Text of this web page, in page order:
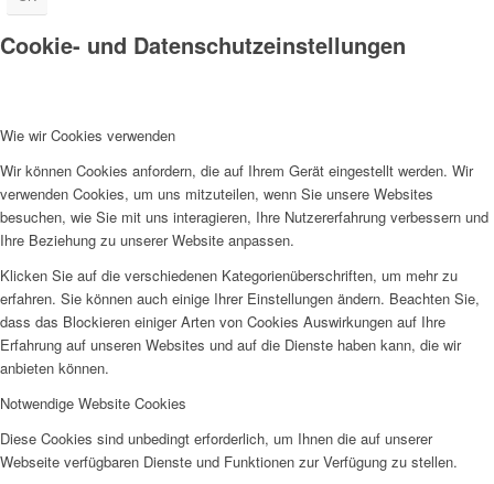
Cookie- und Datenschutzeinstellungen
Wie wir Cookies verwenden
Wir können Cookies anfordern, die auf Ihrem Gerät eingestellt werden. Wir
verwenden Cookies, um uns mitzuteilen, wenn Sie unsere Websites
besuchen, wie Sie mit uns interagieren, Ihre Nutzererfahrung verbessern und
Ihre Beziehung zu unserer Website anpassen.
Klicken Sie auf die verschiedenen Kategorienüberschriften, um mehr zu
erfahren. Sie können auch einige Ihrer Einstellungen ändern. Beachten Sie,
dass das Blockieren einiger Arten von Cookies Auswirkungen auf Ihre
Erfahrung auf unseren Websites und auf die Dienste haben kann, die wir
anbieten können.
Notwendige Website Cookies
Diese Cookies sind unbedingt erforderlich, um Ihnen die auf unserer
Webseite verfügbaren Dienste und Funktionen zur Verfügung zu stellen.